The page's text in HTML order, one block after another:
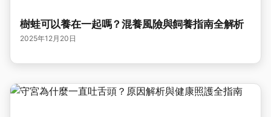
樹蛙可以養在一起嗎？混養風險與飼養指南全解析
2025年12月20日